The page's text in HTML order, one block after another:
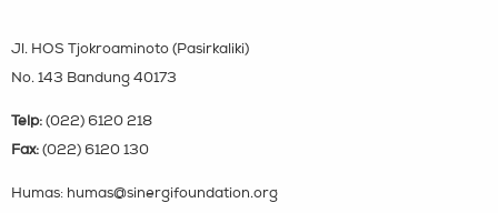
Jl. HOS Tjokroaminoto (Pasirkaliki)
No. 143 Bandung 40173
Telp: (022) 6120 218
Fax: (022) 6120 130
Humas: humas@sinergifoundation.org